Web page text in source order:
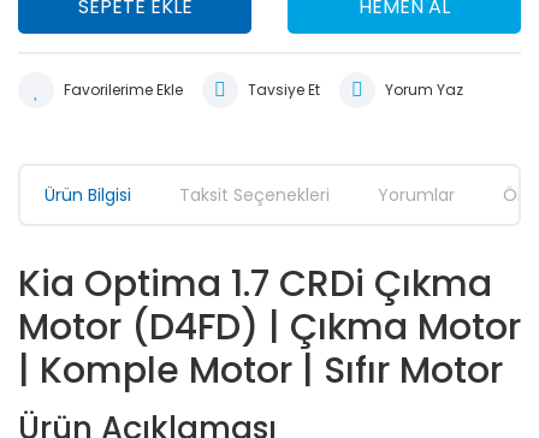
SEPETE EKLE HEMEN AL
Tavsiye Et Yorum Yaz
Ürün Bilgisi Taksit Seçenekleri Yorumlar
Kia Optima 1.7 CRDi Çıkma
Motor (D4FD) | Çıkma Motor
| Komple Motor | Sıfır Motor
Ürün Açıklaması